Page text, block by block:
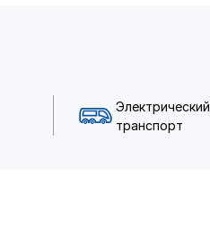
Электрический
транспорт